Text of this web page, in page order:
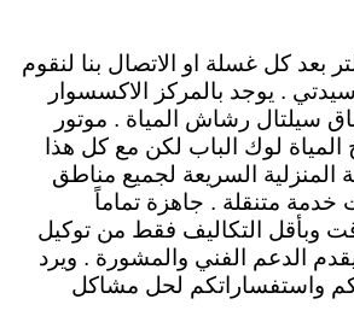
بعد كل غسلة او الاتصال بنا لنقوم
. يوجد بالمركز الاكسسوار
سيلتال رشاش المياة . موتور
لوك الباب لكن مع كل هذا
السريعة لجميع مناطق
خدمة متنقلة . جاهزة تماماً
وبأقل التكاليف فقط من توكيل
الدعم الفني والمشورة . ويرد
واستفساراتكم لحل مشاكل